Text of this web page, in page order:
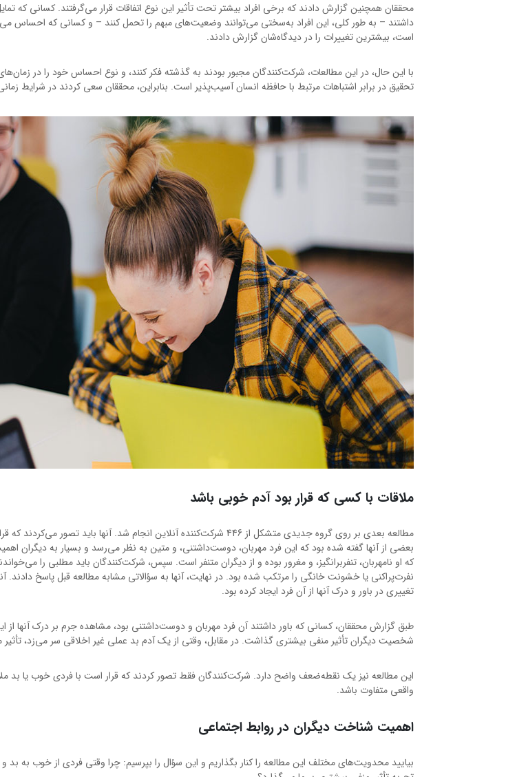
محققان همچنین گزارش دادند که برخی افراد بیشتر تحت تأثیر این نوع اتفاقات قرار می‌گرفتند. کسانی که
داشتند – به طور کلی، این افراد به‌سختی می‌توانند وضعیت‌های مبهم را تحمل کنند – و کسانی که احساس
است، بیشترین تغییرات را در دیدگاه‌شان گزارش دادند.
با این حال، در این مطالعات، شرکت‌کنندگان مجبور بودند به گذشته فکر کنند، و نوع احساس خود را در
تحقیق در برابر اشتباهات مرتبط با حافظه انسان آسیب‌پذیر است. بنابراین، محققان سعی کردند در شرایط
ملاقات با کسی که قرار بود آدم خوبی باشد
مطالعه بعدی بر روی گروه جدیدی متشکل از 446 شرکت‌کننده آنلاین انجام شد. آنها
بعضی از آنها گفته شده بود که این فرد مهربان، دوست‌داشتنی، و متین به نظر می‌رسد و بسیار به دیگران
که او نامهربان، تنفربرانگیز، و مغرور بوده و از دیگران متنفر است. سپس، شرکت‌کنندگان باید مطلبی را
نفرت‌پراکنی یا خشونت خانگی را مرتکب شده بود. در نهایت، آنها به سؤالاتی مشابه مطالعه قبل پاسخ دادند.
تغییری در باور و درک آنها از آن فرد ایجاد کرده بود.
طبق گزارش محققان، کسانی که باور داشتند آن فرد مهربان و دوست‌داشتنی بود، مشاهده جرم بر درک آنها از
شخصیت دیگران تأثیر منفی بیشتری گذاشت. در مقابل، وقتی از یک آدم بد عملی غیر اخلاقی سر می‌زد، تأثیر
این مطالعه نیز یک نقطه‌ضعف واضح دارد. شرکت‌کنندگان فقط تصور کردند که قرار است با فردی خوب یا بد
واقعی متفاوت باشد.
اهمیت شناخت دیگران در روابط اجتماعی
بیایید محدویت‌های مختلف این مطالعه را کنار بگذاریم و این سؤال را بپرسیم: چرا وقتی فردی از خوب به